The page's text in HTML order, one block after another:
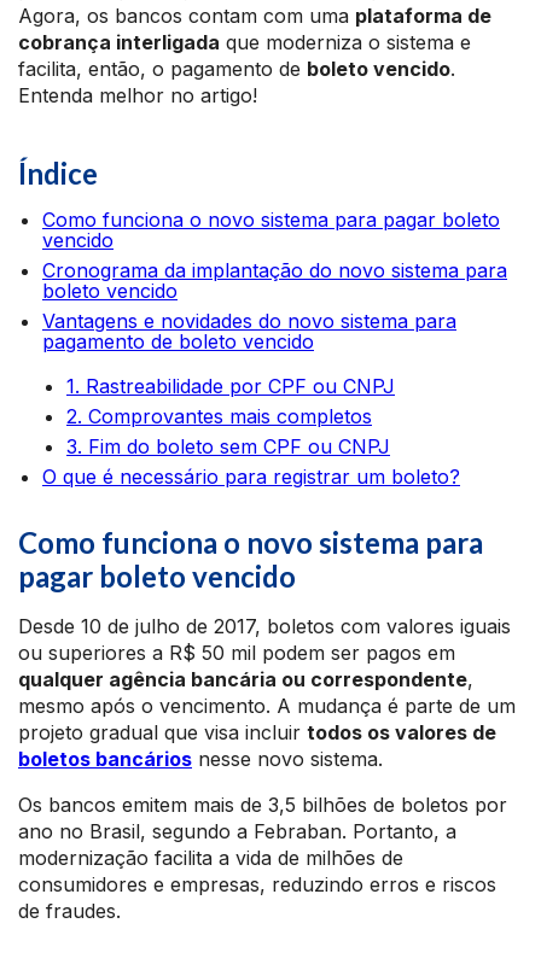
Agora, os bancos contam com uma plataforma de
cobrança interligada que moderniza o sistema e
facilita, então, o pagamento de boleto vencido.
Entenda melhor no artigo!
Índice
Como funciona o novo sistema para pagar boleto
vencido
Cronograma da implantação do novo sistema para
boleto vencido
Vantagens e novidades do novo sistema para
pagamento de boleto vencido
1. Rastreabilidade por CPF ou CNPJ
2. Comprovantes mais completos
3. Fim do boleto sem CPF ou CNPJ
O que é necessário para registrar um boleto?
Como funciona o novo sistema para
pagar boleto vencido
Desde 10 de julho de 2017, boletos com valores iguais
ou superiores a R$ 50 mil podem ser pagos em
qualquer agência bancária ou correspondente,
mesmo após o vencimento. A mudança é parte de um
projeto gradual que visa incluir todos os valores de
boletos bancários nesse novo sistema.
Os bancos emitem mais de 3,5 bilhões de boletos por
ano no Brasil, segundo a Febraban. Portanto, a
modernização facilita a vida de milhões de
consumidores e empresas, reduzindo erros e riscos
de fraudes.